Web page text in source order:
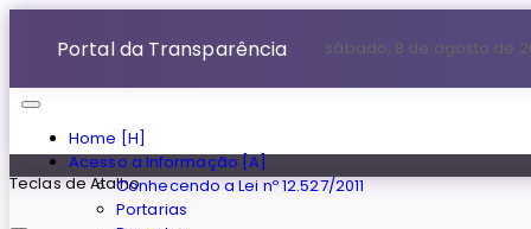
Home [H]
Acesso a Informação [A]
Conhecendo a Lei nº 12.527/2011
Portarias
Portal da Transparência sábado, 8 de agosto de
Teclas de Atalho